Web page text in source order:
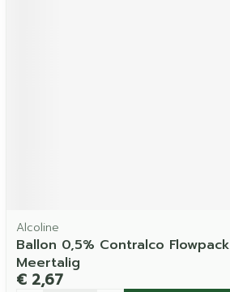
Alcoline
Ballon 0,5% Contralco Flowpack
Meertalig
€ 2,67